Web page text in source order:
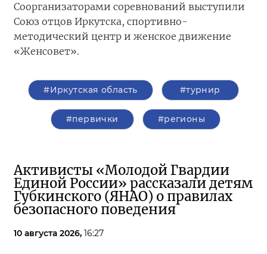
Соорганизаторами соревнований выступили
Союз отцов Иркутска, спортивно-
методический центр и женское движение
«Женсовет».
#Иркутская область #турнир
#первички #регионы
Активисты «Молодой Гвардии
Единой России» рассказали детям
Губкинского (ЯНАО) о правилах
безопасного поведения
10 августа 2026, 16:27